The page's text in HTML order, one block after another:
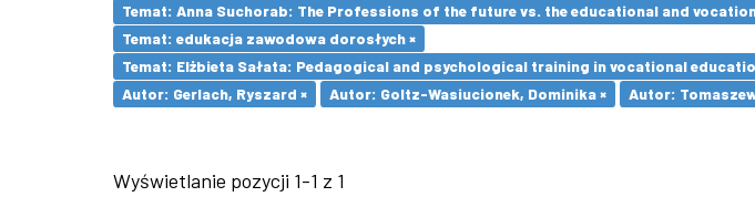
Temat: Anna Suchorab: The Professions of the future vs. the educational and
Temat: edukacja zawodowa dorosłych ×
Temat: Elżbieta Sałata: Pedagogical and psychological training in vocational
Autor: Gerlach, Ryszard ×
Autor: Goltz-Wasiucionek, Dominika × Autor:
Wyświetlanie pozycji 1-1 z 1